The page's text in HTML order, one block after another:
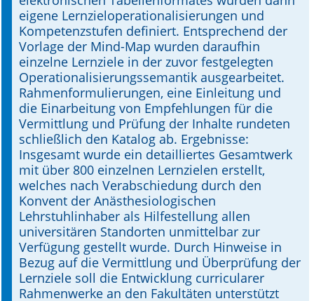
eigene Lernzielopera­tionalisierungen und
Kompetenzstufen definiert. Entsprechend der
Vorlage der Mind-Map wurden daraufhin
einzelne Lernziele in der zuvor festgelegten
Operationalisierungssemantik ausgearbeitet.
Rahmenformulierungen, eine Einleitung und
die Einarbeitung von Empfehlungen für die
Vermittlung und Prüfung der Inhalte rundeten
schließlich den Katalog ab. Ergebnisse:
Insgesamt wurde ein detailliertes Gesamtwerk
mit über 800 einzelnen Lernzielen erstellt,
welches nach Verabschiedung durch den
Konvent der Anästhesiologischen
Lehrstuhlinhaber als Hilfestellung allen
universitären Standorten unmittelbar zur
Verfügung gestellt wurde. Durch Hinweise in
Bezug auf die Vermittlung und Überprüfung der
Lernziele soll die Entwicklung curricularer
Rahmenwerke an den Fakultäten unterstützt